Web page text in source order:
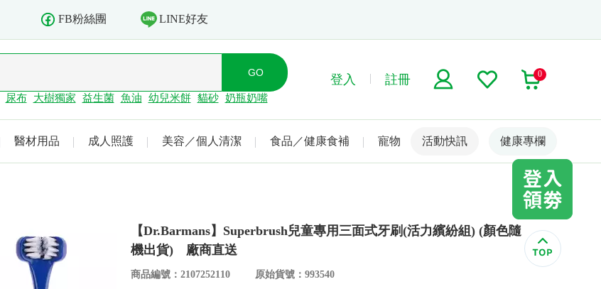
FB粉絲團 LINE好友
尿布 大樹獨家 益生菌 魚油 幼兒米餅 貓砂 奶瓶奶嘴
登入 註冊 0
醫材用品 成人照護 美容／個人清潔 食品／健康食補 寵物 名人嚴選
活動快訊 健康專欄
【Dr.Barmans】Superbrush兒童專用三面式牙刷(活力繽紛組) (顏色隨
機出貨) 廠商直送
商品編號：2107252110 原始貨號：993540